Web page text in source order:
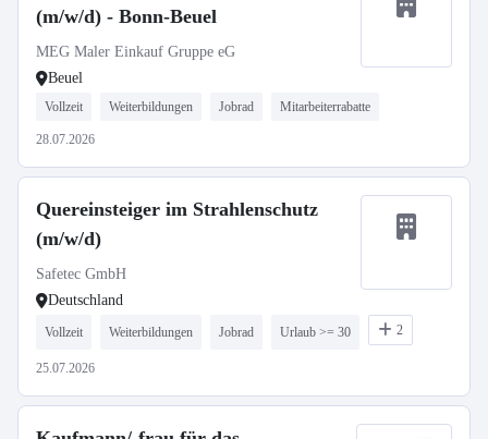
(m/w/d) - Bonn-Beuel
MEG Maler Einkauf Gruppe eG
Beuel
Vollzeit Weiterbildungen Jobrad Mitarbeiterrabatte
28.07.2026
Quereinsteiger im Strahlenschutz
(m/w/d)
Safetec GmbH
Deutschland
Vollzeit Weiterbildungen Jobrad Urlaub >= 30 2
25.07.2026